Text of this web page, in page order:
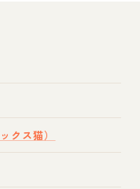
クス猫）